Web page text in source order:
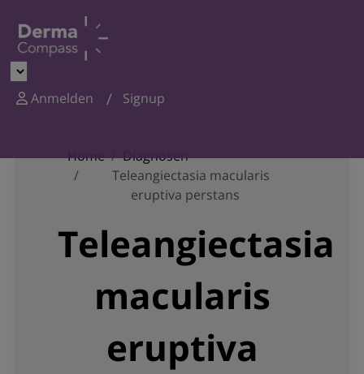
Anmelden Signup
Home
Diagnosen
Teleangiectasia macularis
eruptiva perstans
Teleangiectasia
macularis
eruptiva